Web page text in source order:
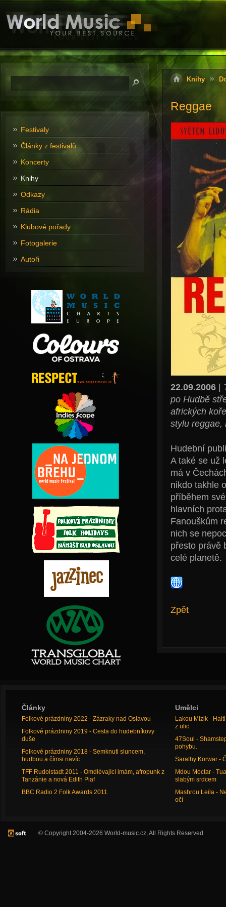
Knihy
Reggae
22.09.2006|
po Hudbě
afrických
stylu reggae,
Hudební
A také se už
má v
nikdo takhle
příběhem
hlavních
Fanouškům
nich se
přesto právě
celé planetě.
Zpět
Festivaly
Články z festivalů
Koncerty
Knihy
Odkazy
Rádia
Klubové pořady
Fotogalerie
Autoři
Články
Folkové prázdniny 2022 - Zázraky nad Oslavou
Folkové prázdniny 2019 - Cesta do hudebníkovy
duše
Folkové prázdniny 2018 - Semknuti sluncem,
hudbou a čímsi navíc
TFF Rudolstadt 2011 - Omdlévající imám, afropunk z
Tanzánie a nová Edith Piaf
BBC Radio 2 Folk Awards 2011
Umělci
Lakou Mizik -
z ulic
47Soul -
pohybu.
Sarathy Korwar -
Mdou Moctar -
slabým srdcem
Mashrou Leila -
očí
© Copyright 2004-2026 World-music.cz, All Rights Reserved